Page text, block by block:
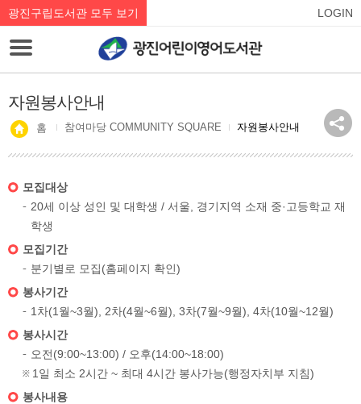
광진구립도서관 모두 보기 LOGIN
자원봉사안내
홈 참여마당 COMMUNITY SQUARE 자원봉사안내
모집대상
20세 이상 성인 및 대학생 / 서울, 경기지역 소재 중·고등학교 재
학생
모집기간
분기별로 모집(홈페이지 확인)
봉사기간
1차(1월~3월), 2차(4월~6월), 3차(7월~9월), 4차(10월~12월)
봉사시간
오전(9:00~13:00) / 오후(14:00~18:00)
1일 최소 2시간 ~ 최대 4시간 봉사가능(행정자치부 지침)
봉사내용